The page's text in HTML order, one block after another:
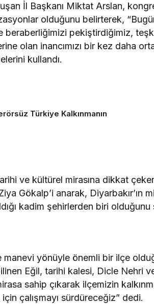
İl Başkanı Miktat Arslan,
olduğunu belirterek,
beraberliğimizi pekiştirdiğimiz,
olan inancımızı bir kez daha
kullandı.
Türkiye Kalkınmanın
tarihi ve kültürel mirasına dikkat
Gökalp’i anarak,
kadim şehirlerden biri olduğunu
manevi yönüyle önemli bir ilçe
Eğil, tarihi kalesi, Dicle Nehri
sahip çıkarak ilçemizin
çalışmayı sürdüreceğiz” dedi.